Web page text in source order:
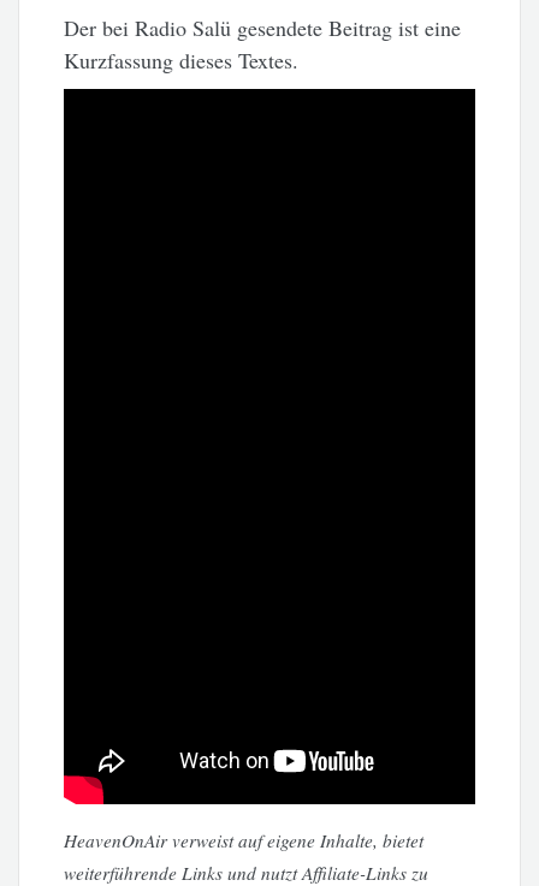
Der bei Radio Salü gesendete Beitrag ist eine
Kurzfassung dieses Textes.
HeavenOnAir verweist auf eigene Inhalte, bietet
weiterführende Links und nutzt Affiliate-Links zu